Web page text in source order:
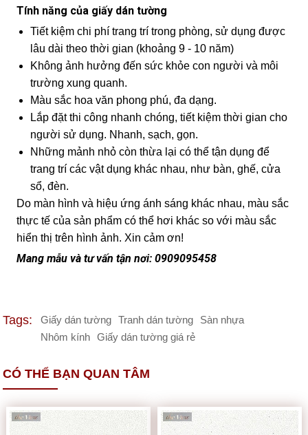
Tính năng của giấy dán tường
Tiết kiệm chi phí trang trí trong phòng, sử dụng được
lâu dài theo thời gian (khoảng 9 - 10 năm)
Không ảnh hưởng đến sức khỏe con người và môi
trường xung quanh.
Màu sắc hoa văn phong phú, đa dạng.
Lắp đặt thi công nhanh chóng, tiết kiệm thời gian cho
người sử dụng. Nhanh, sạch, gọn.
Những mảnh nhỏ còn thừa lại có thể tận dụng để
trang trí các vật dụng khác nhau, như bàn, ghế, cửa
sổ, đèn.
Do màn hình và hiệu ứng ánh sáng khác nhau, màu sắc
thực tế của sản phẩm có thể hơi khác so với màu sắc
hiển thị trên hình ảnh. Xin cảm ơn!
Mang mẫu và tư vấn tận nơi: 0909095458
Tags: Giấy dán tường Tranh dán tường
Sàn nhựa
Nhôm kính
Giấy dán tường giá rẻ
CÓ THỂ BẠN QUAN TÂM